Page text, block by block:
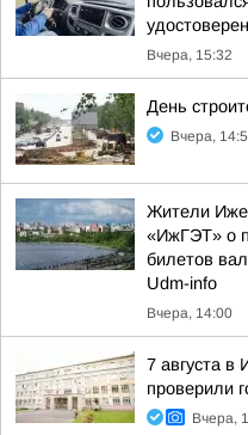
Вчера, 15:32
День
Вчера,
Жители
«ИжГЭТ» о
билетов
Udm-info
Вчера, 14:00
7 августа
проверили
Вчера,